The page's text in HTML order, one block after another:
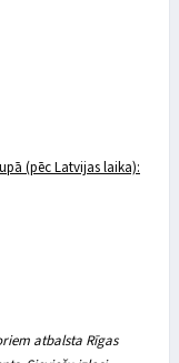
(pēc Latvijas laika):
atbalsta Rīgas